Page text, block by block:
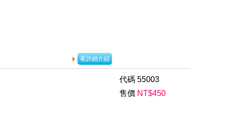
看詳細介紹
代碼 55003
售價 NT$450